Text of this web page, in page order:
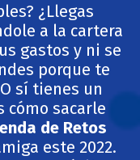
¿Llegas
a la cartera
gastos y ni se
porque te
sí tienes un
cómo sacarle
de Retos
este 2022.